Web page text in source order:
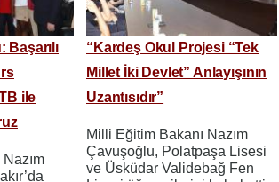
ile
“Kardeş Okul Projesi “Tek
Millet İki Devlet” Anlayışının
Uzantısıdır”
Milli Eğitim Bakanı Nazım
Çavuşoğlu, Polatpaşa Lisesi
ve Üsküdar Validebağ Fen